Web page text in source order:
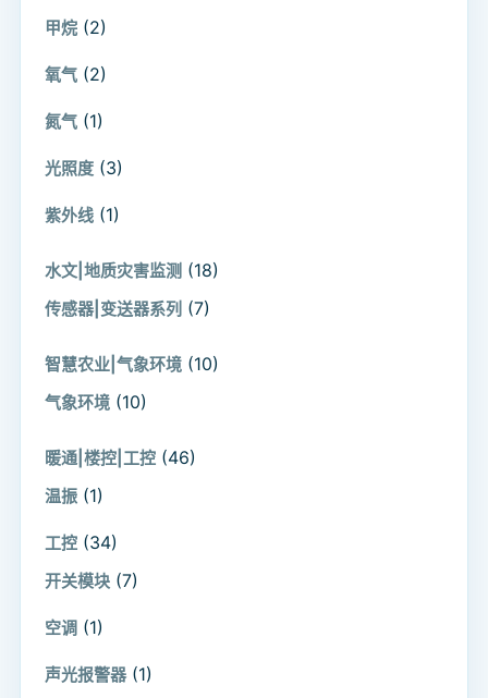
甲烷 (2)
氧气 (2)
氮气 (1)
光照度 (3)
紫外线 (1)
水文|地质灾害监测 (18)
传感器|变送器系列 (7)
智慧农业|气象环境 (10)
气象环境 (10)
暖通|楼控|工控 (46)
温振 (1)
工控 (34)
开关模块 (7)
空调 (1)
声光报警器 (1)